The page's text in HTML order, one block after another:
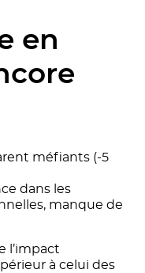
en
méfiants (-5
dans les
manque de
l’impact
à celui des